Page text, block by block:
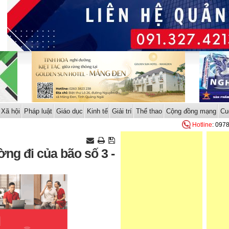
Xã hội Pháp luật Giáo dục Kinh tế Giải trí Thể thao Cộng đồng mạng
Hotline:
đi của bão số 3 -